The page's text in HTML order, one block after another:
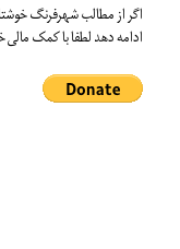
اگر از مطالب شهرفرنگ
ادامه دهد لطفا با کمک